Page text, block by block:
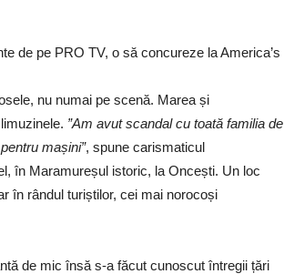
de pe PRO TV, o să concureze la America’s
nu numai pe scenă. Marea și
”Am avut scandal cu toată familia de
mașini”, spune carismaticul
în Maramureșul istoric, la Oncești. Un loc
în rândul turiștilor, cei mai norocoși
de mic însă s-a făcut cunoscut întregii țări